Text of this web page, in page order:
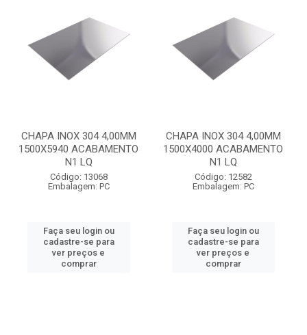
CHAPA INOX 304 4,00MM
1500X5940 ACABAMENTO
N1 LQ
Código: 13068
Embalagem: PC
Faça seu login ou
cadastre-se para
ver preços e
comprar
CHAPA INOX 304 4,00MM
1500X4000 ACABAMENTO
N1 LQ
Código: 12582
Embalagem: PC
Faça seu login ou
cadastre-se para
ver preços e
comprar